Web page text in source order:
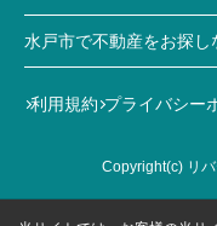
水戸市で不動産をお探
利用規約 プライバシー
Copyright(c) リ